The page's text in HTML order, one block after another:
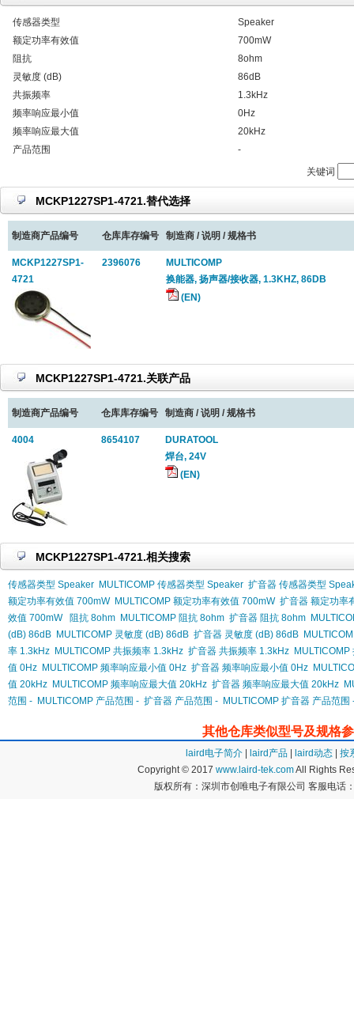
传感器类型
Speaker
额定功率有效值
700mW
阻抗
8ohm
灵敏度 (dB)
86dB
共振频率
1.3kHz
频率响应最小值
0Hz
频率响应最大值
20kHz
产品范围
-
关键词
MCKP1227SP1-4721.替代选择
制造商产品编号 仓库库存编号 制造商 / 说明 / 规格书
MCKP1227SP1-
4721
2396076
MULTICOMP
换能器, 扬声器/接收器, 1.3KHZ, 86DB
(EN)
MCKP1227SP1-4721.关联产品
制造商产品编号 仓库库存编号 制造商 / 说明 / 规格书
4004 8654107
DURATOOL
焊台, 24V
(EN)
MCKP1227SP1-4721.相关搜索
传感器类型 Speaker MULTICOMP 传感器类型 Speaker 扩音器 传感器类型
额定功率有效值 700mW MULTICOMP 额定功率有效值 700mW 扩音器 额定功率
效值 700mW
阻抗 8ohm MULTICOMP 阻抗 8ohm 扩音器 阻抗 8ohm
(dB) 86dB MULTICOMP 灵敏度 (dB) 86dB 扩音器 灵敏度 (dB) 86dB
率 1.3kHz MULTICOMP 共振频率 1.3kHz 扩音器 共振频率 1.3kHz
值 0Hz MULTICOMP 频率响应最小值 0Hz 扩音器 频率响应最小值 0Hz
值 20kHz MULTICOMP 频率响应最大值 20kHz 扩音器 频率响应最大值 20kHz
范围 - MULTICOMP 产品范围 - 扩音器 产品范围 - MULTICOMP 扩音器 产品范围
其他仓库类似型号及规格
laird电子简介 laird产品 laird动态
按
Copyright © 2017 www.laird-tek.comAll Rights
版权所有：深圳市创唯电子有限公司 客服电话